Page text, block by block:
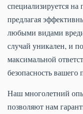
специализируется
предлагая
любыми видами
случай уникален, и
максимальной
безопасность вашего
Наш многолетний
позволяют нам